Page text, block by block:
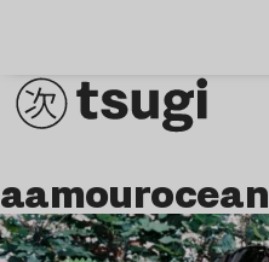
aamourocean